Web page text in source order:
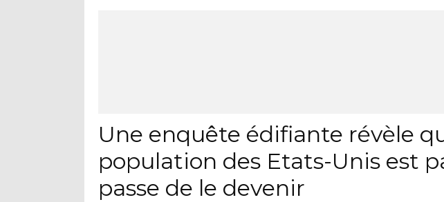
Une enquête édifiante révèle
population des Etats-Unis est
passe de le devenir